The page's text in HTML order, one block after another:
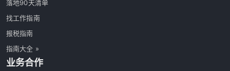
落地90天清单
找工作指南
报税指南
指南大全 »
业务合作